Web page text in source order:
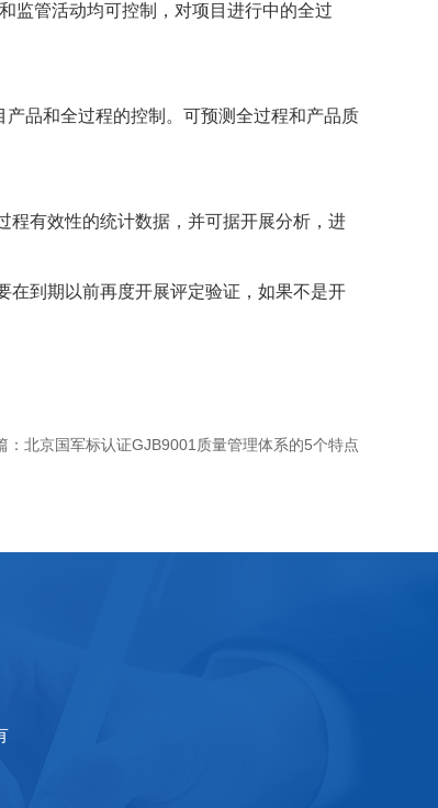
管活动均可控制，对项目进行中的全过
品和全过程的控制。可预测全过程和产品质
有效性的统计数据，并可据开展分析，进
在到期以前再度开展评定验证，如果不是开
： 北京国军标认证GJB9001质量管理体系的5个特点